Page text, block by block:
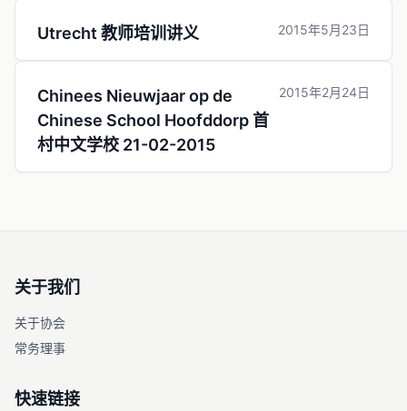
Utrecht 教师培训讲义 2015年5月23日
Chinees Nieuwjaar op de
Chinese School Hoofddorp 首
村中文学校 21-02-2015
2015年2月24日
关于我们
关于协会
常务理事
快速链接